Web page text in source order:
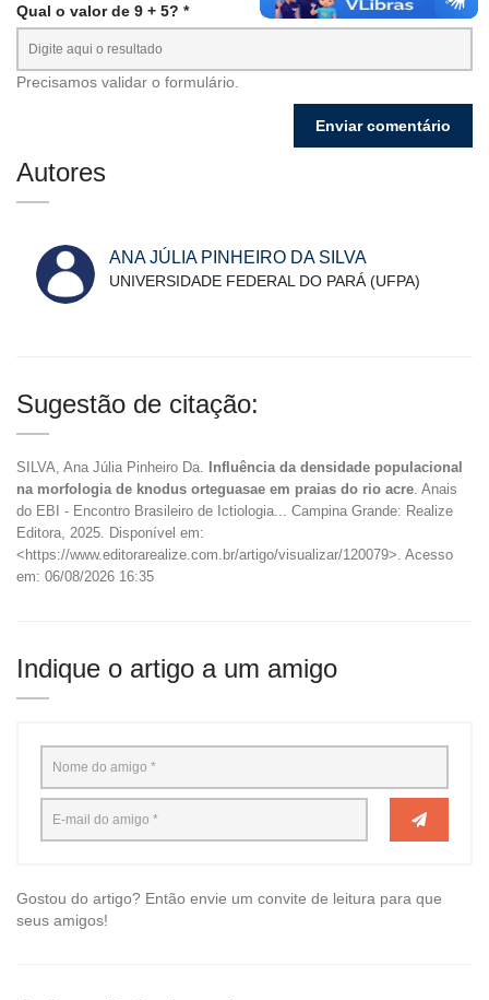
Qual o valor de 9 + 5? *
Precisamos validar o formulário.
Autores
ANA JÚLIA PINHEIRO DA SILVA
UNIVERSIDADE FEDERAL DO PARÁ (UFPA)
Sugestão de citação:
SILVA, Ana Júlia Pinheiro Da. Influência da densidade populacional
na morfologia de knodus orteguasae em praias do rio acre . Anais
do EBI - Encontro Brasileiro de Ictiologia... Campina Grande: Realize
Editora, 2025. Disponível em:
<https://www.editorarealize.com.br/artigo/visualizar/120079>. Acesso
em: 06/08/2026 16:35
Indique o artigo a um amigo
Gostou do artigo? Então envie um convite de leitura para que
seus amigos!